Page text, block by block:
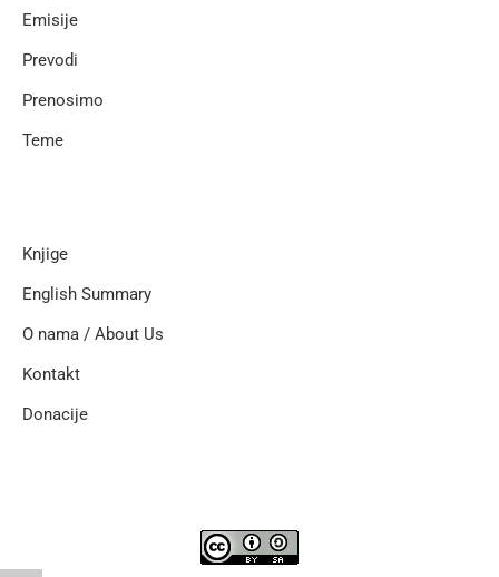
Emisije
Prevodi
Prenosimo
Teme
Knjige
English Summary
O nama / About Us
Kontakt
Donacije